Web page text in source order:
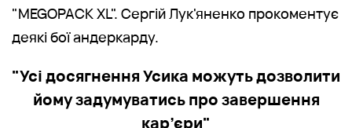
"MEGOPACK XL". Сергій Лук'яненко прокоментує
деякі бої андеркарду.
"Усі досягнення Усика можуть дозволити
йому задумуватись про завершення
кар’єри"